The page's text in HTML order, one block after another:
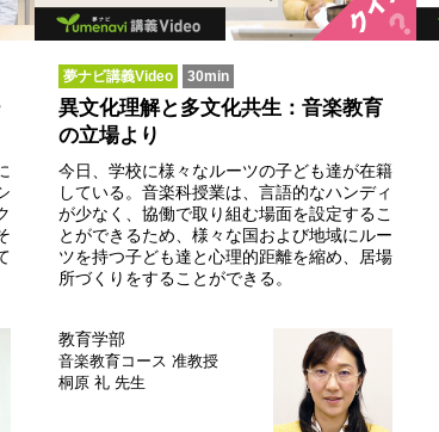
夢ナビ講義Video 30min
異文化理解と多文化共生：音楽教育
の立場より
今日、学校に様々なルーツの子ども達が在籍
している。音楽科授業は、言語的なハンディ
が少なく、協働で取り組む場面を設定するこ
とができるため、様々な国および地域にルー
ツを持つ子ども達と心理的距離を縮め、居場
所づくりをすることができる。
教育学部
音楽教育コース 准教授
桐原 礼 先生